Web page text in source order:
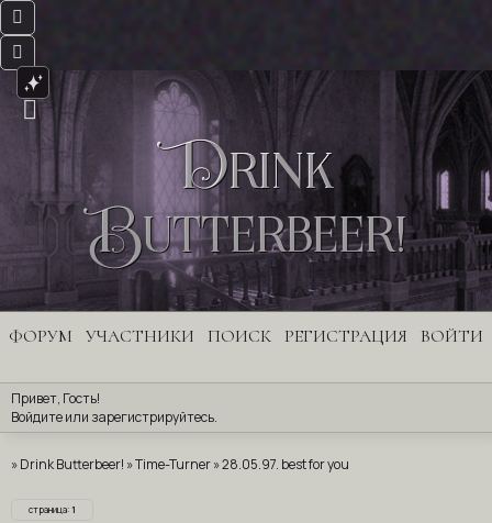
Drink
Butterbeer!
ФОРУМ УЧАСТНИКИ ПОИСК РЕГИСТРАЦИЯ ВОЙТИ
Привет, Гость!
Войдите или зарегистрируйтесь.
»Drink Butterbeer! »Time-Turner»28.05.97. best for you
страница: 1